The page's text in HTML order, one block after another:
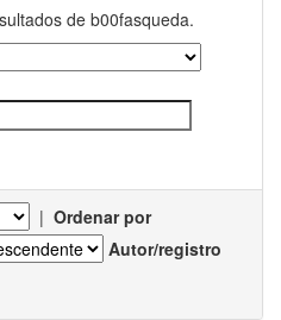
de b00fasqueda.
| Ordenar por
Autor/registro